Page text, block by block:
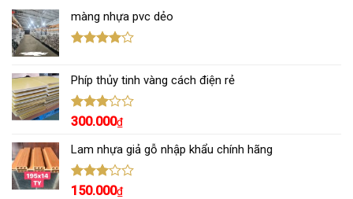
màng nhựa pvc dẻo
4.00 5
sao
Phíp thủy tinh vàng cách điện rẻ
Được
hạng
3.00 5
sao
300.000₫
Lam nhựa giả gỗ nhập khẩu chính hãng
Được
150.000₫